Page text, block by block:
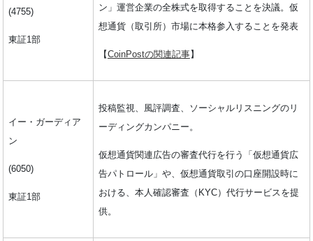
(4755)
東証1部
ン」運営企業の全株式を取得することを決議。仮
想通貨（取引所）市場に本格参入することを発表
【CoinPostの関連記事】
イー・ガーディア
ン
(6050)
東証1部
投稿監視、風評調査、ソーシャルリスニングのリ
ーディングカンパニー。
仮想通貨関連広告の審査代行を行う「仮想通貨広
告パトロール」や、仮想通貨取引の口座開設時に
おける、本人確認審査（KYC）代行サービスを提
供。